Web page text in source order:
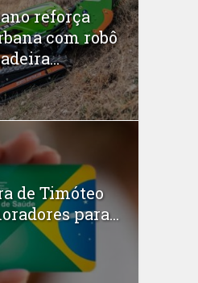
reforça
com robô
de Timóteo
para...